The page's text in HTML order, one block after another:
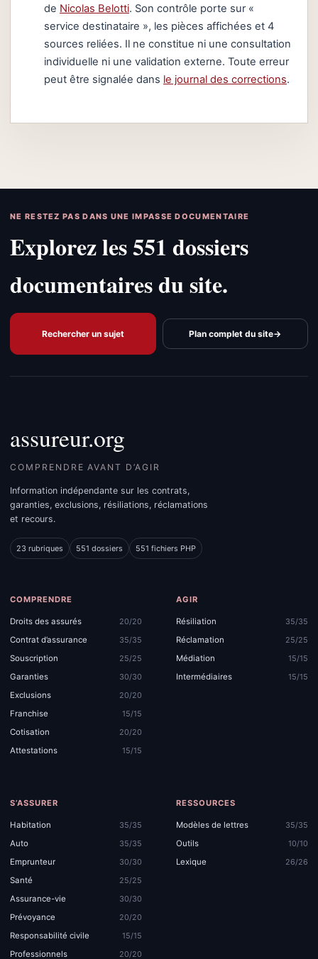
de Nicolas Belotti. Son contrôle porte sur «
service destinataire », les pièces affichées et 4
sources reliées. Il ne constitue ni une consultation
individuelle ni une validation externe. Toute erreur
peut être signalée dans le journal des corrections.
NE RESTEZ PAS DANS UNE IMPASSE DOCUMENTAIRE
Explorez les 551 dossiers
documentaires du site.
Rechercher un sujet Plan complet du site→
assureur.org
COMPRENDRE AVANT D’AGIR
Information indépendante sur les contrats,
garanties, exclusions, résiliations, réclamations
et recours.
23 rubriques 551 dossiers 551 fichiers PHP
COMPRENDRE
Droits des assurés
20/20
Contrat d’assurance
35/35
Souscription
25/25
Garanties
30/30
Exclusions
20/20
Franchise
15/15
Cotisation
20/20
Attestations
15/15
AGIR
Résiliation
35/35
Réclamation
25/25
Médiation
15/15
Intermédiaires
15/15
S’ASSURER
Habitation
35/35
Auto
35/35
Emprunteur
30/30
Santé
25/25
Assurance-vie
30/30
Prévoyance
20/20
Responsabilité civile
15/15
Professionnels
20/20
RESSOURCES
Modèles de lettres
35/35
Outils
10/10
Lexique
26/26